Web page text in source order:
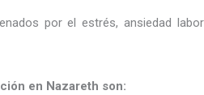
por el estrés, ansiedad
en Nazareth son: